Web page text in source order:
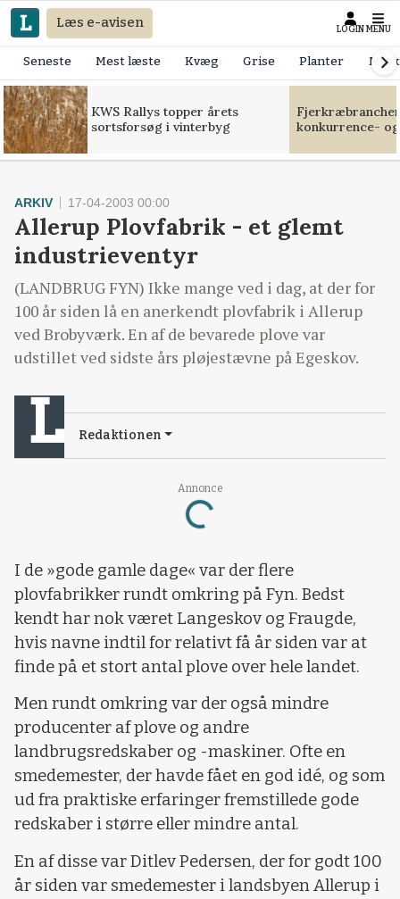
Læs e-avisen LOGIN MENU
Seneste Mest læste Kvæg Grise Planter
KWS Rallys topper årets
sortsforsøg i vinterbyg
konkurrence-
Annonce
Loading...
ARKIV 17-04-2003 00:00
Allerup Plovfabrik - et glemt
industrieventyr
(LANDBRUG FYN) Ikke mange ved i dag, at der for
100 år siden lå en anerkendt plovfabrik i Allerup
ved Brobyværk. En af de bevarede plove var
udstillet ved sidste års pløjestævne på Egeskov.
Redaktionen
I de »gode gamle dage« var der flere
plovfabrikker rundt omkring på Fyn. Bedst
kendt har nok været Langeskov og Fraugde,
hvis navne indtil for relativt få år siden var at
finde på et stort antal plove over hele landet.
Men rundt omkring var der også mindre
producenter af plove og andre
landbrugsredskaber og -maskiner. Ofte en
smedemester, der havde fået en god idé, og som
ud fra praktiske erfaringer fremstillede gode
redskaber i større eller mindre antal.
En af disse var Ditlev Pedersen, der for godt 100
år siden var smedemester i landsbyen Allerup i